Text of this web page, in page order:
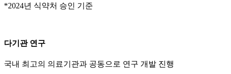
*2024년 식약처 승인 기준
다기관 연구
국내 최고의 의료기관과 공동으로 연구 개발 진행